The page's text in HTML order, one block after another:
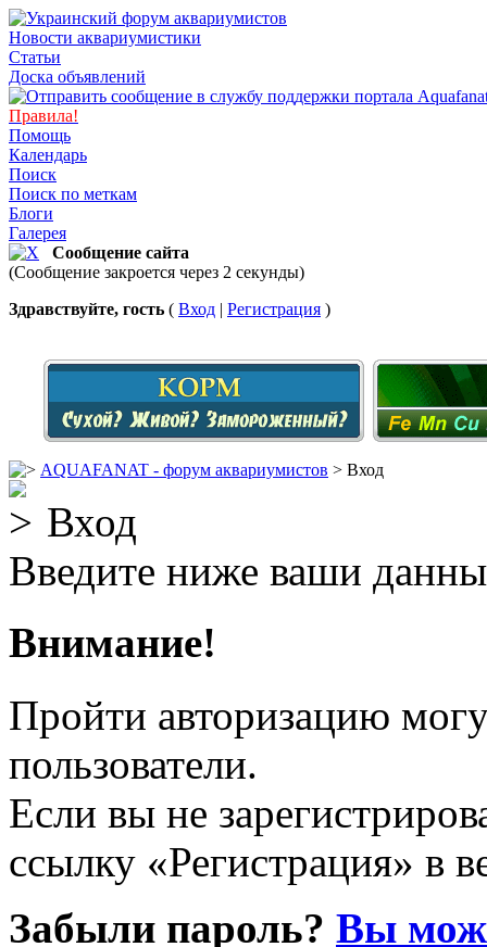
Новости аквариумистики
Статьи
Доска объявлений
Правила!
Помощь
Календарь
Поиск
Поиск по меткам
Блоги
Галерея
Сообщение сайта
(Сообщение закроется через 2 секунды)
Здравствуйте, гость ( Вход | Регистрация )
AQUAFANAT - форум аквариумистов > Вход
Вход
Введите ниже ваши
Внимание!
Пройти авторизацию
пользователи.
Если вы не
ссылку «Регистрация» в
Забыли пароль? Вы